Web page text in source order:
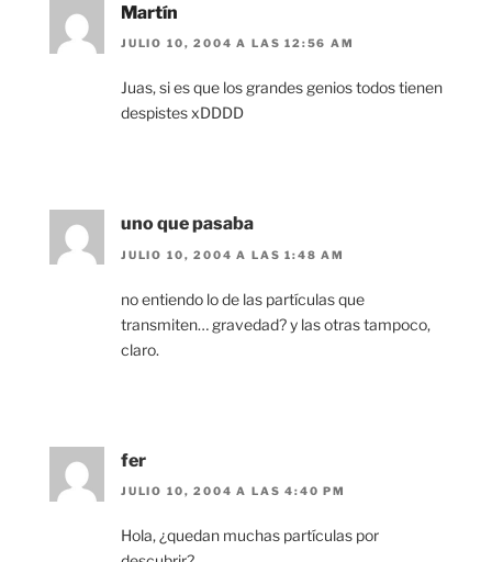
Martín
JULIO 10, 2004 A LAS 12:56 AM
Juas, si es que los grandes genios todos tienen
despistes xDDDD
uno que pasaba
JULIO 10, 2004 A LAS 1:48 AM
no entiendo lo de las partículas que
transmiten… gravedad? y las otras tampoco,
claro.
fer
JULIO 10, 2004 A LAS 4:40 PM
Hola, ¿quedan muchas partículas por